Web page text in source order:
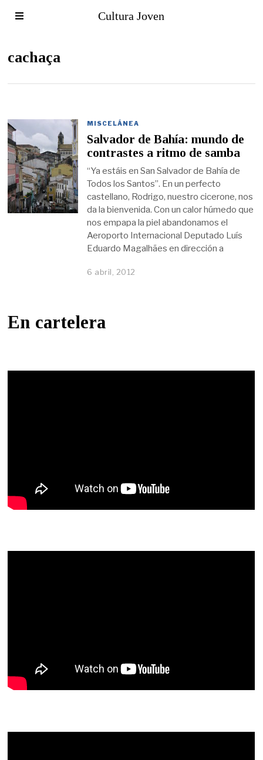
Cultura Joven
cachaça
MISCELÁNEA
Salvador de Bahía: mundo de
contrastes a ritmo de samba
“Ya estáis en San Salvador de Bahía de
Todos los Santos”. En un perfecto
castellano, Rodrigo, nuestro cicerone, nos
da la bienvenida. Con un calor húmedo que
nos empapa la piel abandonamos el
Aeroporto Internacional Deputado Luís
Eduardo Magalhães en dirección a
6 abril, 2012
En cartelera